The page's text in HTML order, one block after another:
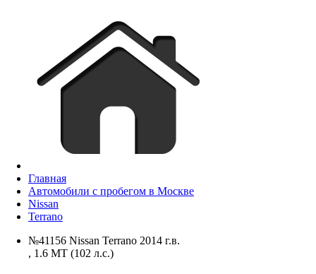
Главная
Автомобили с пробегом в Москве
Nissan
Terrano
№41156 Nissan Terrano 2014 г.в.
, 1.6 MT (102 л.с.)